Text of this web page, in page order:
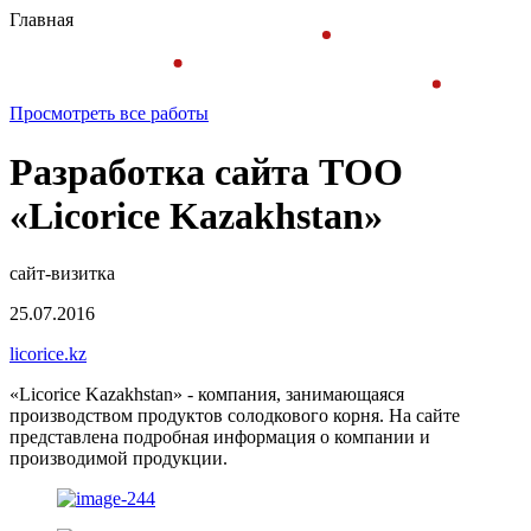
Главная
Просмотреть все работы
Разработка сайта ТОО
«Licorice Kazakhstan»
сайт-визитка
25.07.2016
licorice.kz
«Licorice Kazakhstan» - компания, занимающаяся
производством продуктов солодкового корня. На сайте
представлена подробная информация о компании и
производимой продукции.